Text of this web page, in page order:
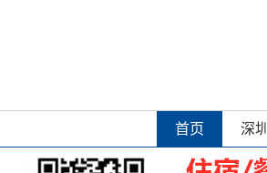
首页 深